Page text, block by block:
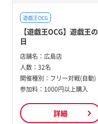
遊戯王OCG
【遊戯王OCG】遊戯王の
日
店舗名： 広島店
人数： 32名
開催種別： フリー対戦(自動)
参加料： 1000円以上購入
詳細